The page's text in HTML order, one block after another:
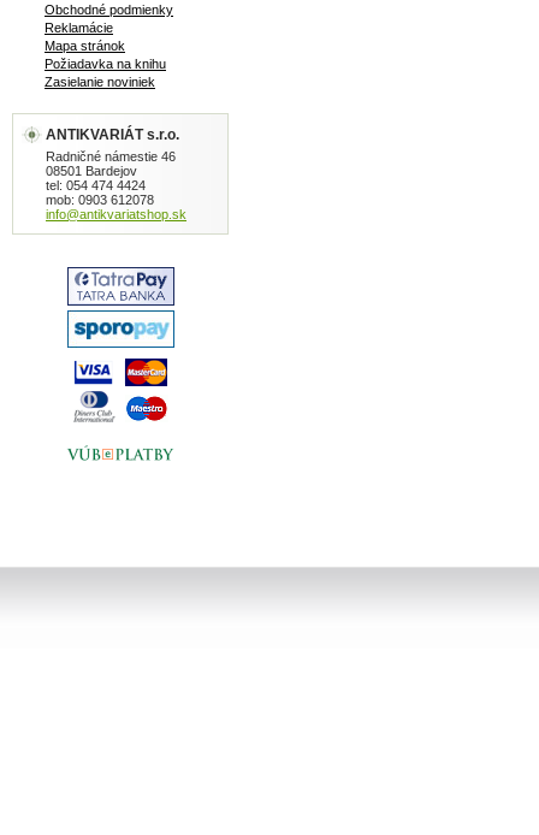
Obchodné podmienky
Reklamácie
Mapa stránok
Požiadavka na knihu
Zasielanie noviniek
ANTIKVARIÁT s.r.o.
Radničné námestie 46
08501 Bardejov
tel: 054 474 4424
mob: 0903 612078
info@antikvariatshop.sk